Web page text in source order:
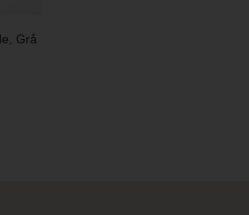
Grå